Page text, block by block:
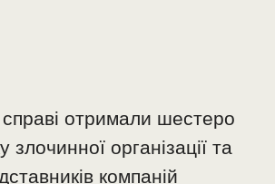
справі отримали шестеро
злочинної організації та
компаній